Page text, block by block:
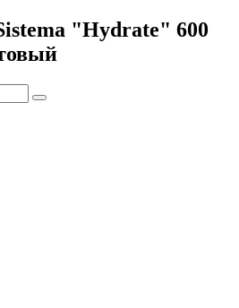
"Hydrate" 600